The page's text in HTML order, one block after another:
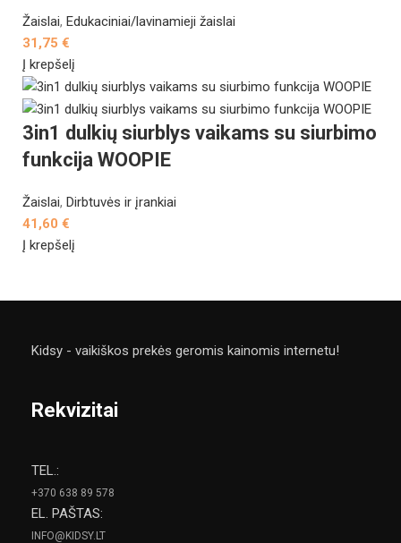
Žaislai, Edukaciniai/lavinamieji žaislai
31,75 €
Į krepšelį
3in1 dulkių siurblys vaikams su siurbimo
funkcija WOOPIE
Žaislai, Dirbtuvės ir įrankiai
41,60 €
Į krepšelį
Kidsy - vaikiškos prekės geromis kainomis internetu!
Rekvizitai
TEL.:
+370 638 89 578
EL. PAŠTAS:
INFO@KIDSY.LT